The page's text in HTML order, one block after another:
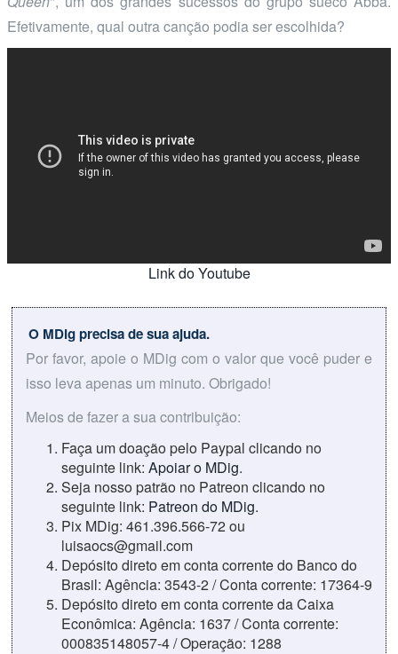
Efetivamente, qual outra canção podia ser escolhida?
Link do Youtube
O MDig precisa de sua ajuda.
Por favor, apoie o MDig com o valor que você puder e
isso leva apenas um minuto. Obrigado!
Meios de fazer a sua contribuição:
Faça um doação pelo Paypal clicando no
seguinte link: Apoiar o MDig.
Seja nosso patrão no Patreon clicando no
seguinte link: Patreon do MDig.
Pix MDig: 461.396.566-72 ou
luisaocs@gmail.com
Depósito direto em conta corrente do Banco do
Brasil: Agência: 3543-2 / Conta corrente: 17364-9
Depósito direto em conta corrente da Caixa
Econômica: Agência: 1637 / Conta corrente:
000835148057-4 / Operação: 1288